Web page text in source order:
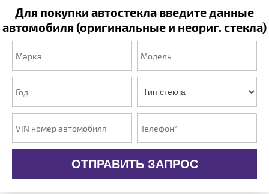
Для покупки автостекла введите данные
автомобиля (оригинальные и неориг. стекла)
ОТПРАВИТЬ ЗАПРОС